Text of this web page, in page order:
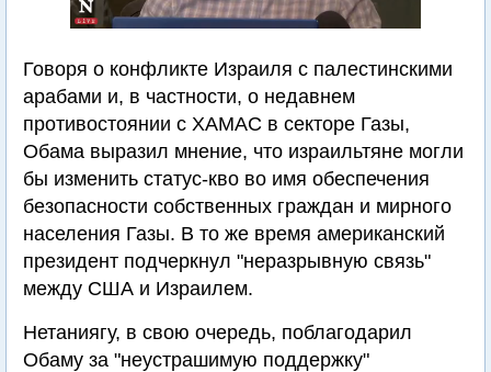
Говоря о конфликте Израиля с палестинскими
арабами и, в частности, о недавнем
противостоянии с ХАМАС в секторе Газы,
Обама выразил мнение, что израильтяне могли
бы изменить статус-кво во имя обеспечения
безопасности собственных граждан и мирного
населения Газы. В то же время американский
президент подчеркнул "неразрывную связь"
между США и Израилем.
Нетаниягу, в свою очередь, поблагодарил
Обаму за "неустрашимую поддержку"